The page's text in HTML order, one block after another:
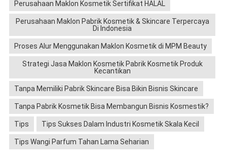
Perusahaan Maklon Kosmetik Sertifikat HALAL
Perusahaan Maklon Pabrik Kosmetik & Skincare Terpercaya
Di Indonesia
Proses Alur Menggunakan Maklon Kosmetik di MPM Beauty
Strategi Jasa Maklon Kosmetik Pabrik Kosmetik Produk
Kecantikan
Tanpa Memiliki Pabrik Skincare Bisa Bikin Bisnis Skincare
Tanpa Pabrik Kosmetik Bisa Membangun Bisnis Kosmestik?
Tips Tips Sukses Dalam Industri Kosmetik Skala Kecil
Tips Wangi Parfum Tahan Lama Seharian